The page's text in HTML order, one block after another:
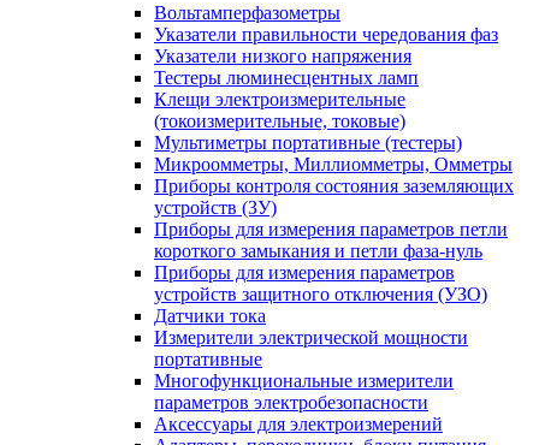
Вольтамперфазометры
Указатели правильности чередования фаз
Указатели низкого напряжения
Тестеры люминесцентных ламп
Клещи электроизмерительные
(токоизмерительные, токовые)
Мультиметры портативные (тестеры)
Микроомметры, Миллиомметры, Омметры
Приборы контроля состояния заземляющих
устройств (ЗУ)
Приборы для измерения параметров петли
короткого замыкания и петли фаза-нуль
Приборы для измерения параметров
устройств защитного отключения (УЗО)
Датчики тока
Измерители электрической мощности
портативные
Многофункциональные измерители
параметров электробезопасности
Аксессуары для электроизмерений